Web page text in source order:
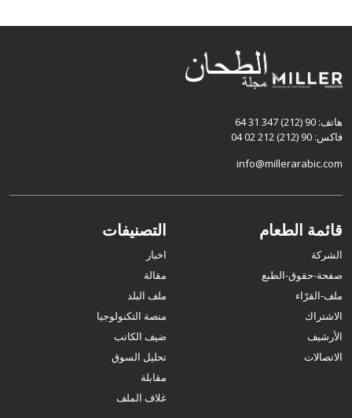
هاتف: 90 (212) 347 31 64
فاكس: 90 (212) 212 02 04
info@millerarabic.com
قائمة الطعام
الشركة
صفحة-حقوق-الطبع
ملف-القرّاء
الاشتراك
الأرشيف
الاتصالات
التصنيفات
اخبار
مقالة
ملف البلد
منصة التكنولوجيا
ضيف الكاتب
تحليل السوق
مقابلة
غلاف الملف